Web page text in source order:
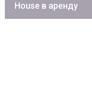
House в аренду